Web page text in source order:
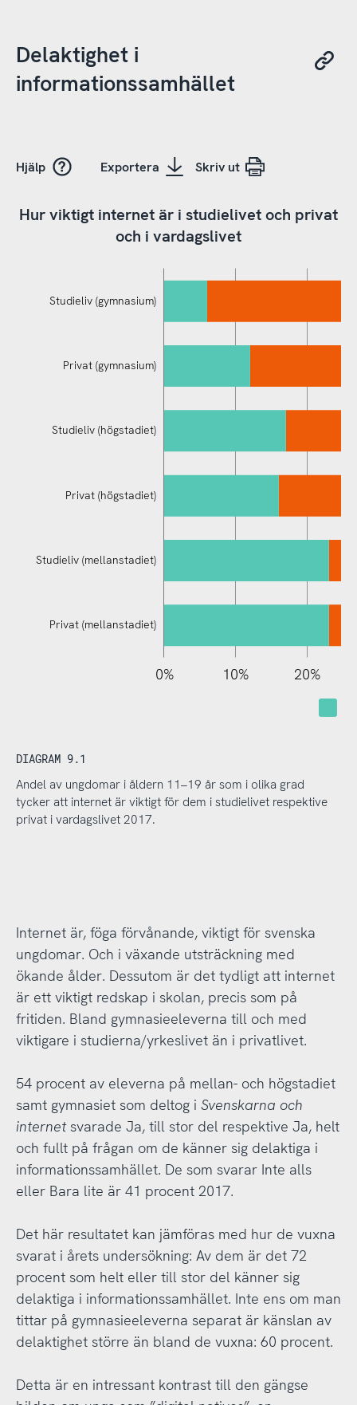
Delaktighet i
informationssamhället
Hjälp Exportera Skriv ut
Hur viktigt internet är i studielivet och privat
och i vardagslivet
Studieliv (gymnasium)
Privat (gymnasium)
Studieliv (högstadiet)
Privat (högstadiet)
Studieliv (mellanstadiet)
Privat (mellanstadiet)
110% 20%
10%
0%
-10%
-20%
DIAGRAM 9.1
Andel av ungdomar i åldern 11–19 år som i olika grad
tycker att internet är viktigt för dem i studielivet respektive
privat i vardagslivet 2017.
Internet är, föga förvånande, viktigt för svenska
ungdomar. Och i växande utsträckning med
ökande ålder. Dessutom är det tydligt att internet
är ett viktigt redskap i skolan, precis som på
fritiden. Bland gymnasieeleverna till och med
viktigare i studierna/yrkeslivet än i privatlivet.
54 procent av eleverna på mellan- och högstadiet
samt gymnasiet som deltog i Svenskarna och
internetsvarade Ja, till stor del respektive Ja, helt
och fullt på frågan om de känner sig delaktiga i
informationssamhället. De som svarar Inte alls
eller Bara lite är 41 procent 2017.
Det här resultatet kan jämföras med hur de vuxna
svarat i årets undersökning: Av dem är det 72
procent som helt eller till stor del känner sig
delaktiga i informationssamhället. Inte ens om man
tittar på gymnasieeleverna separat är känslan av
delaktighet större än bland de vuxna: 60 procent.
Detta är en intressant kontrast till den gängse